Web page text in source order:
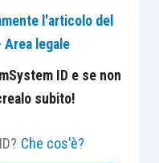
può essere
3, c.p.c., per la
adottata,
ricorso per
la declaratoria di
l'articolo del
Area legale
ID e se non
subito!
Che cos'è?